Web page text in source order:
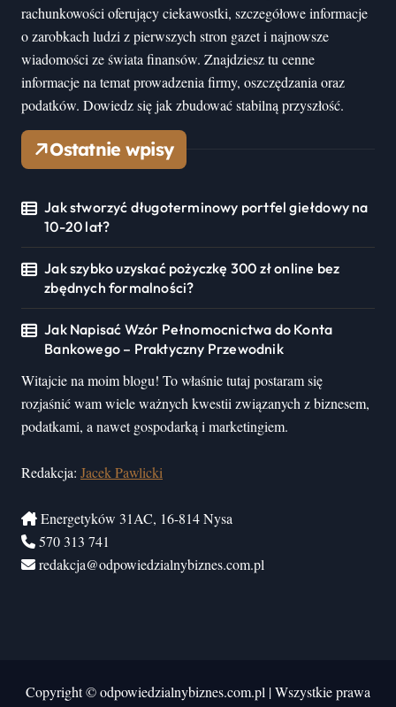
rachunkowości oferujący ciekawostki, szczegółowe informacje
o zarobkach ludzi z pierwszych stron gazet i najnowsze
wiadomości ze świata finansów. Znajdziesz tu cenne
informacje na temat prowadzenia firmy, oszczędzania oraz
podatków. Dowiedz się jak zbudować stabilną przyszłość.
Ostatnie wpisy
Jak stworzyć długoterminowy portfel giełdowy na
10-20 lat?
Jak szybko uzyskać pożyczkę 300 zł online bez
zbędnych formalności?
Jak Napisać Wzór Pełnomocnictwa do Konta
Bankowego – Praktyczny Przewodnik
Witajcie na moim blogu! To właśnie tutaj postaram się
rozjaśnić wam wiele ważnych kwestii związanych z biznesem,
podatkami, a nawet gospodarką i marketingiem.
Redakcja: Jacek Pawlicki
Energetyków 31AC, 16-814 Nysa
570 313 741
redakcja@odpowiedzialnybiznes.com.pl
Copyright © odpowiedzialnybiznes.com.pl |Wszystkie prawa